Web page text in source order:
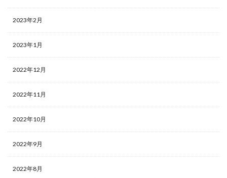
2023年2月
2023年1月
2022年12月
2022年11月
2022年10月
2022年9月
2022年8月